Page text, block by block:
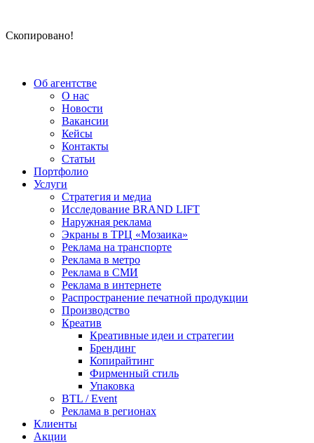
Скопировано!
Об агентстве
О нас
Новости
Вакансии
Кейсы
Контакты
Статьи
Портфолио
Услуги
Стратегия и медиа
Исследование BRAND LIFT
Наружная реклама
Экраны в ТРЦ «Мозаика»
Реклама на транспорте
Реклама в метро
Реклама в СМИ
Реклама в интернете
Распространение печатной продукции
Производство
Креатив
Креативные идеи и стратегии
Брендинг
Копирайтинг
Фирменный стиль
Упаковка
BTL / Event
Реклама в регионах
Клиенты
Акции